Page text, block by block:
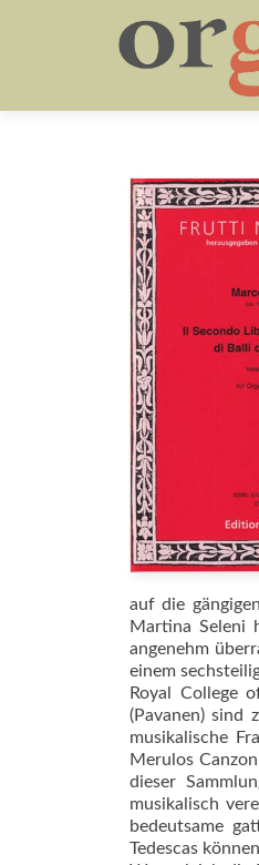
auf die
Martina Seleni
angenehm
einem
Royal College
(Pavanen) sind
musikalische
Merulos
dieser
musikalisch
bedeutsame
Tedescas